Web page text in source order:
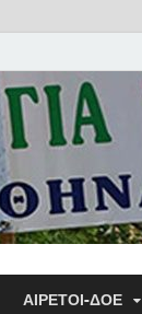
ΑΙΡΕΤΟΙ-ΔΟΕ